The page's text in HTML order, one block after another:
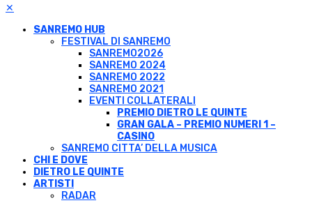
✕
SANREMO HUB
FESTIVAL DI SANREMO
SANREMO2026
SANREMO 2024
SANREMO 2022
SANREMO 2021
EVENTI COLLATERALI
PREMIO DIETRO LE QUINTE
GRAN GALA – PREMIO NUMERI 1 –
CASINO
SANREMO CITTA’ DELLA MUSICA
CHI E DOVE
DIETRO LE QUINTE
ARTISTI
RADAR